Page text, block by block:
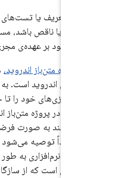
که این تعریف یا تست‌های نرم‌افزاری
مبهم یا ناقص باشد، مسئولیت
موجود بر عهده‌ی مجری دستگاه
پروژه متن‌باز اندروید،هم
ترجیحی اندروید است. به مجریان
خود را تا حد امکان
موجود در پروژه متن‌باز اندروید
می‌توانند به صورت فرضی با
اکیداً توصیه می‌شود که از این
نرم‌افزاری به طور قابل
مجری است که از سازگاری کامل